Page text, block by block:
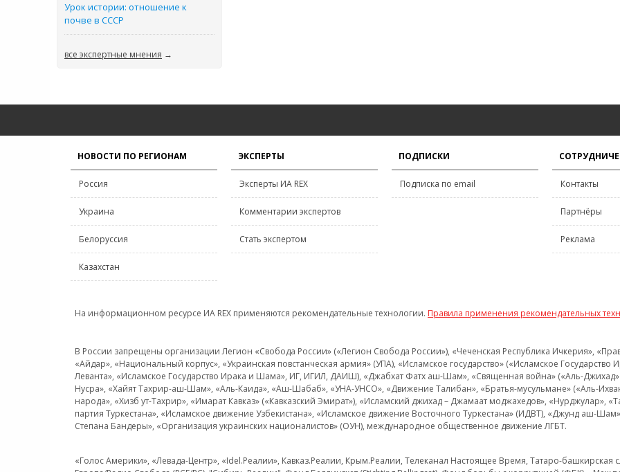
Урок истории: отношение к
почве в СССР
все экспертные мнения →
НОВОСТИ ПО РЕГИОНАМ
Россия
Украина
Белоруссия
Казахстан
ЭКСПЕРТЫ
Эксперты ИА REX
Комментарии экспертов
Стать экспертом
ПОДПИСКИ
Подписка по email Контакты
Партнёры
Реклама
На информационном ресурсе ИА REX применяются рекомендательные технологии. Правила применения рекомендательных
В России запрещены организации Легион «Свобода России» («Легион Свобода России»), «Чеченская Республика Ичкерия»,
«Айдар», «Национальный корпус», «Украинская повстанческая армия» (УПА), «Исламское государство» («Исламское
Леванта», «Исламское Государство Ирака и Шама», ИГ, ИГИЛ, ДАИШ), «Джабхат Фатх аш-Шам», «Священная война» («Аль-Джихад»
Нусра», «Хайят Тахрир-аш-Шам», «Аль-Каида», «Аш-Шабаб», «УНА-УНСО», «Движение Талибан», «Братья-мусульмане» («Аль-
народа», «Хизб ут-Тахрир», «Имарат Кавказ» («Кавказский Эмират»), «Исламский джихад – Джамаат моджахедов», «Нурджулар»,
партия Туркестана», «Исламское движение Узбекистана», «Исламское движение Восточного Туркестана» (ИДВТ), «Джунд аш-
Степана Бандеры», «Организация украинских националистов» (ОУН), международное общественное движение ЛГБТ.
«Голос Америки», «Левада-Центр», «Idel.Реалии», Кавказ.Реалии, Крым.Реалии, Телеканал Настоящее Время, Татаро-